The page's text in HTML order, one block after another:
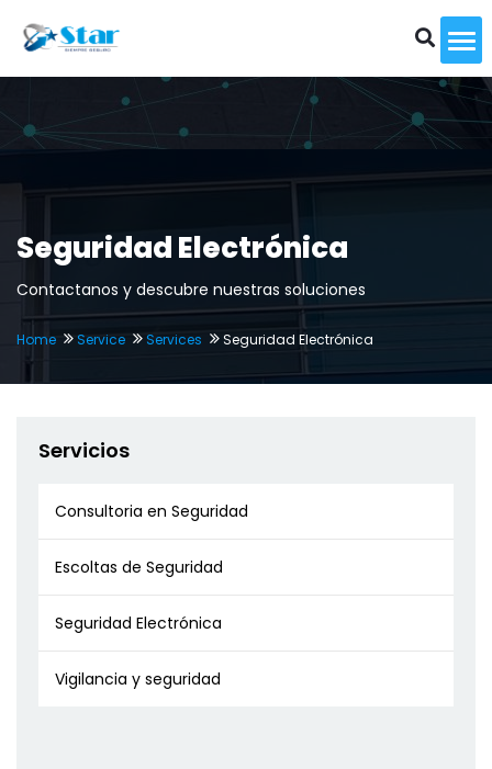
Seguridad Electrónica
Contactanos y descubre nuestras soluciones
Home Service Services Seguridad Electrónica
Servicios
Consultoria en Seguridad
Escoltas de Seguridad
Seguridad Electrónica
Vigilancia y seguridad